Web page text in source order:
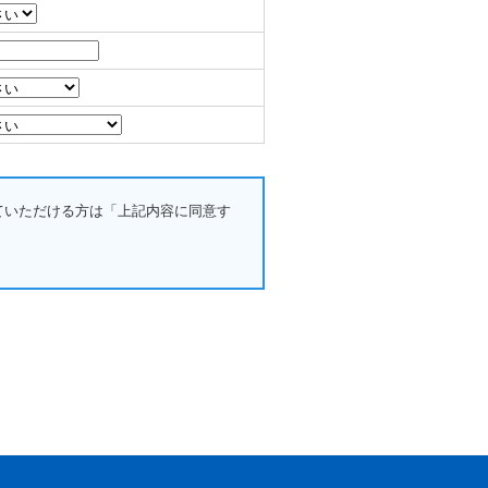
ただける方は「上記内容に同意す